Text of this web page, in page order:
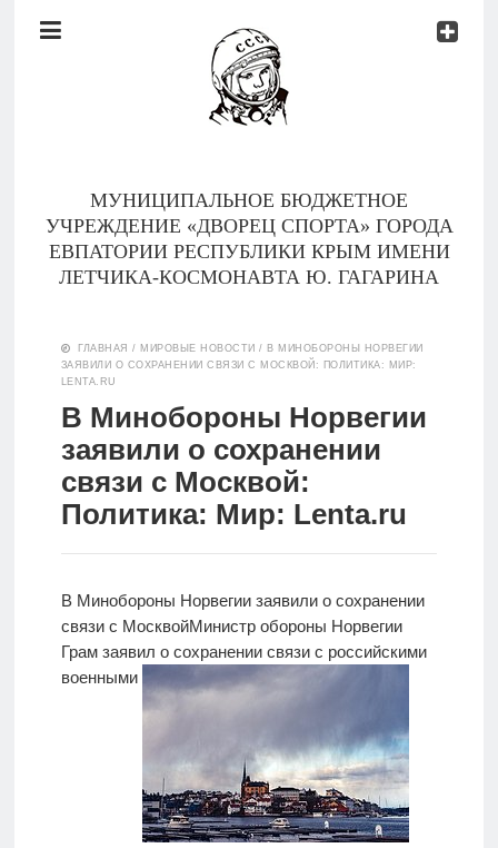
Документы
МУНИЦИПАЛЬНОЕ БЮДЖЕТНОЕ
УЧРЕЖДЕНИЕ «ДВОРЕЦ СПОРТА» ГОРОДА
ЕВПАТОРИИ РЕСПУБЛИКИ КРЫМ ИМЕНИ
ЛЕТЧИКА-КОСМОНАВТА Ю. ГАГАРИНА
Тренеры
Контакты
О
нас
Версия для
ГЛАВНАЯ / МИРОВЫЕ НОВОСТИ / В МИНОБОРОНЫ НОРВЕГИИ
ЗАЯВИЛИ О СОХРАНЕНИИ СВЯЗИ С МОСКВОЙ: ПОЛИТИКА: МИР:
LENTA.RU
В Минобороны Норвегии
заявили о сохранении
связи с Москвой:
Политика: Мир: Lenta.ru
В Минобороны Норвегии заявили о сохранении
связи с МосквойМинистр обороны Норвегии
Грам заявил о сохранении связи с российскими
военными